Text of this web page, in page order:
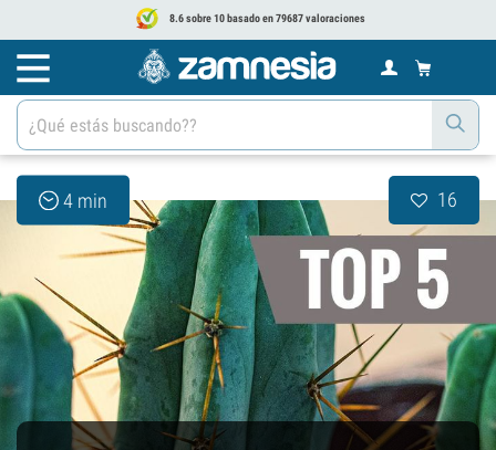
8.6 sobre 10 basado en 79687 valoraciones
4 min 16